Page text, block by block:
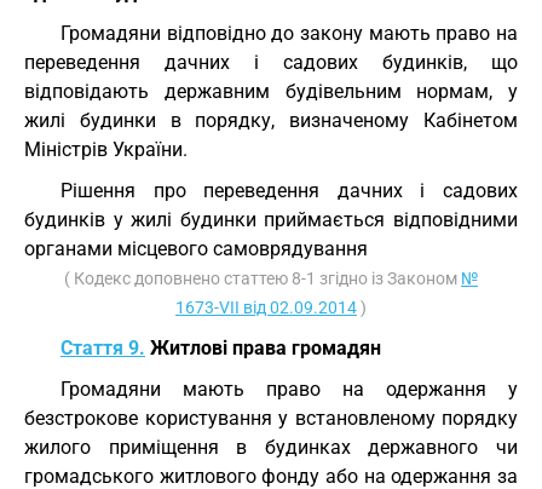
Громадяни відповідно до закону мають право на
переведення дачних і садових будинків, що
відповідають державним будівельним нормам, у
жилі будинки в порядку, визначеному Кабінетом
Міністрів України.
Рішення про переведення дачних і садових
будинків у жилі будинки приймається відповідними
органами місцевого самоврядування
( Кодекс доповнено статтею 8-1 згідно із Законом №
1673-VII від 02.09.2014)
Стаття 9. Житлові права громадян
Громадяни мають право на одержання у
безстрокове користування у встановленому порядку
жилого приміщення в будинках державного чи
громадського житлового фонду або на одержання за